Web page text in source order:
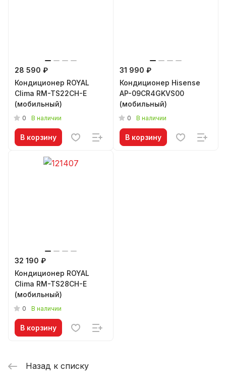
28 590 ₽
Кондиционер ROYAL
Clima RM-TS22CH-E
(мобильный)
0 В наличии
В корзину
31 990 ₽
Кондиционер Hisense
AP-09CR4GKVS00
(мобильный)
0 В наличии
В корзину
32 190 ₽
Кондиционер ROYAL
Clima RM-TS28CH-E
(мобильный)
0 В наличии
В корзину
Назад к списку